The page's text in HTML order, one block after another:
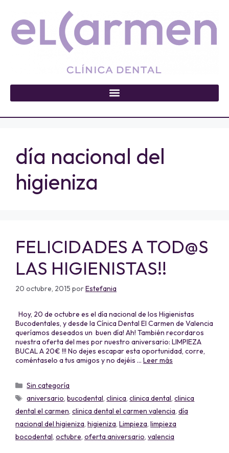
día nacional del
higieniza
FELICIDADES A TOD@S
LAS HIGIENISTAS!!
20 octubre, 2015 porEstefania
Hoy, 20 de octubre es el día nacional de los Higienistas
Bucodentales, y desde la Cínica Dental El Carmen de Valencia
queríamos deseados un buen día! Ah! También recordaros
nuestra oferta del mes por nuestro aniversario: LIMPIEZA
BUCAL A 20€ !!! No dejes escapar esta oportunidad, corre,
coméntaselo a tus amigos y no dejéis … Leer más
Sin categoría
aniversario,bucodental,clinica,clinica dental,clinica
dental el carmen, clinica dental el carmen valencia, día
nacional del higieniza, higieniza, Limpieza, limpieza
bocodental, octubre, oferta aniversario, valencia